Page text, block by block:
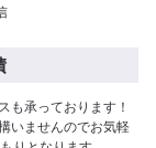
も承っております！
いませんのでお気軽